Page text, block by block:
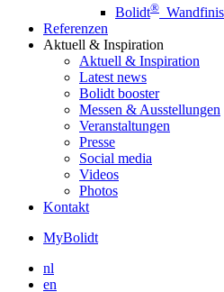
Bolidt®
Referenzen
Aktuell & Inspiration
Aktuell & Inspiration
Latest news
Bolidt booster
Messen & Ausstellungen
Veranstaltungen
Presse
Social media
Videos
Photos
Kontakt
MyBolidt
nl
en